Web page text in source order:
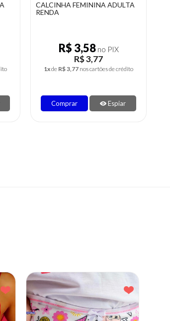
CALCINHA FEMININA ADULTA
RENDA
R$ 3,58no PIX
R$ 3,77
1xde R$ 3,77 nos cartões de crédito
Comprar Espiar